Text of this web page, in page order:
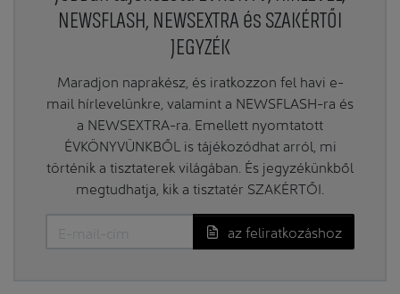
NEWSFLASH, NEWSEXTRA és SZAKÉRTŐI
JEGYZÉK
Maradjon naprakész, és iratkozzon fel havi e-
mail hírlevelünkre, valamint a NEWSFLASH-ra és
a NEWSEXTRA-ra. Emellett nyomtatott
ÉVKÖNYVÜNKBŐL is tájékozódhat arról, mi
történik a tisztaterek világában. És jegyzékünkből
megtudhatja, kik a tisztatér SZAKÉRTŐI.
az feliratkozáshoz